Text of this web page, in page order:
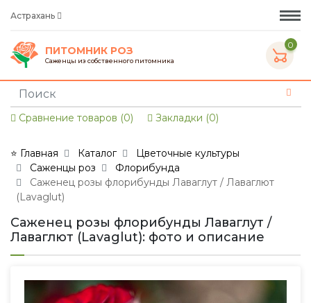
Астрахань
ПИТОМНИК РОЗ
Саженцы из собственного питомника
0
Сравнение товаров (0) Закладки (0)
⭐ Главная Каталог
Цветочные культуры
Саженцы роз
Флорибунда
Саженец розы флорибунды Лаваглут / Лаваглют
(Lavaglut)
Саженец розы флорибунды Лаваглут /
Лаваглют (Lavaglut): фото и описание